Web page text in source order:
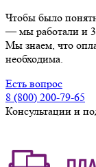
Чтобы было
— мы работали и
Мы знаем, что
необходима.
Есть вопрос
8 (800) 200-79-65
Консультации и